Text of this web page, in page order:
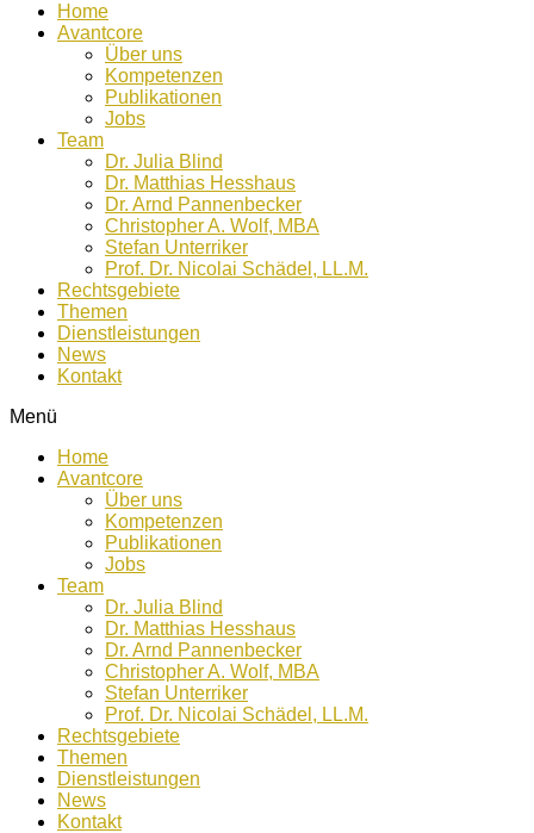
Home
Avantcore
Über uns
Kompetenzen
Publikationen
Jobs
Team
Dr. Julia Blind
Dr. Matthias Hesshaus
Dr. Arnd Pannenbecker
Christopher A. Wolf, MBA
Stefan Unterriker
Prof. Dr. Nicolai Schädel, LL.M.
Rechtsgebiete
Themen
Dienstleistungen
News
Kontakt
Menü
Home
Avantcore
Über uns
Kompetenzen
Publikationen
Jobs
Team
Dr. Julia Blind
Dr. Matthias Hesshaus
Dr. Arnd Pannenbecker
Christopher A. Wolf, MBA
Stefan Unterriker
Prof. Dr. Nicolai Schädel, LL.M.
Rechtsgebiete
Themen
Dienstleistungen
News
Kontakt